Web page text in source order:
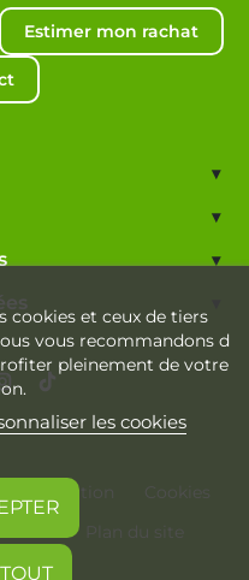
Estimer mon rachat
▾
▾
▾
cookies et ceux de tiers
vous recommandons d
pleinement de votre
les cookies
d'utilisation
Cookies
Plan du site